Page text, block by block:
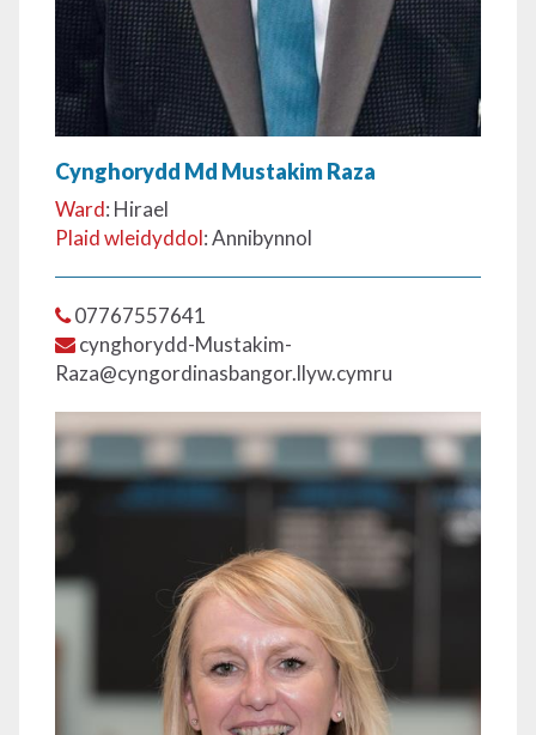
Cynghorydd Md Mustakim Raza
Ward: Hirael
Plaid wleidyddol: Annibynnol
07767557641
cynghorydd-Mustakim-
Raza@cyngordinasbangor.llyw.cymru